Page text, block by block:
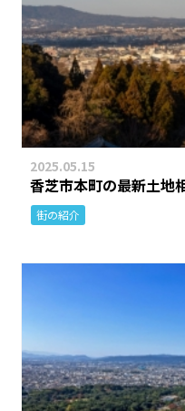
2025.05.15
香芝市本町の最新土地
街の紹介